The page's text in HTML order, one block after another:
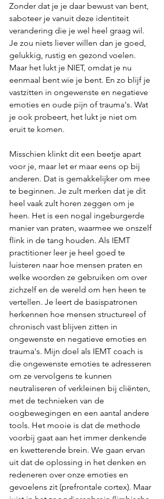
Zonder dat je je daar bewust van bent,
saboteer je vanuit deze identiteit
verandering die je wel heel graag wil.
Je zou niets liever willen dan je goed,
gelukkig, rustig en gezond voelen.
Maar het lukt je NIET, omdat je nu
eenmaal bent wie je bent. En zo blijf je
vastzitten in ongewenste en negatieve
emoties en oude pijn of trauma's. Wat
je ook probeert, het lukt je niet om
eruit te komen.
Misschien klinkt dit een beetje apart
voor je, maar let er maar eens op bij
anderen. Dat is gemakkelijker om mee
te beginnen. Je zult merken dat je dit
heel vaak zult horen zeggen om je
heen. Het is een nogal ingeburgerde
manier van praten, waarmee we onszelf
flink in de tang houden. Als IEMT
practitioner leer je heel goed te
luisteren naar hoe mensen praten en
welke woorden ze gebruiken om over
zichzelf en de wereld om hen heen te
vertellen. Je leert de basispatronen
herkennen hoe mensen structureel of
chronisch vast blijven zitten in
ongewenste en negatieve emoties en
trauma's. Mijn doel als IEMT coach is
die ongewenste emoties te adresseren
om ze vervolgens te kunnen
neutraliseren of verkleinen bij cliënten,
met de technieken van de
oogbewegingen en een aantal andere
tools. Het mooie is dat de methode
voorbij gaat aan het immer denkende
en kwetterende brein. We gaan ervan
uit dat de oplossing in het denken en
redeneren over onze emoties en
gevoelens zit (prefrontale cortex). Maar